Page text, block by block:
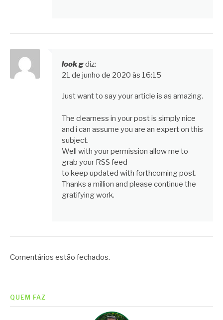
look gdiz:
21 de junho de 2020 às 16:15
Just want to say your article is as amazing.
The clearness in your post is simply nice
and i can assume you are an expert on this
subject.
Well with your permission allow me to
grab your RSS feed
to keep updated with forthcoming post.
Thanks a million and please continue the
gratifying work.
Comentários estão fechados.
QUEM FAZ